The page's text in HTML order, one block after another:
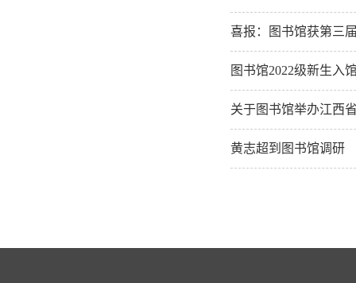
喜报：图书馆获第三
图书馆2022级新生入
关于图书馆举办江西
黄志超到图书馆调研